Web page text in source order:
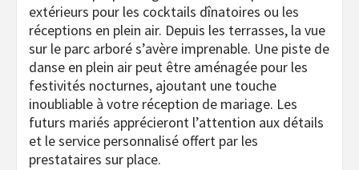
extérieurs pour les cocktails dînatoires ou les
réceptions en plein air. Depuis les terrasses, la vue
sur le parc arboré s’avère imprenable. Une piste de
danse en plein air peut être aménagée pour les
festivités nocturnes, ajoutant une touche
inoubliable à votre réception de mariage. Les
futurs mariés apprécieront l’attention aux détails
et le service personnalisé offert par les
prestataires sur place.